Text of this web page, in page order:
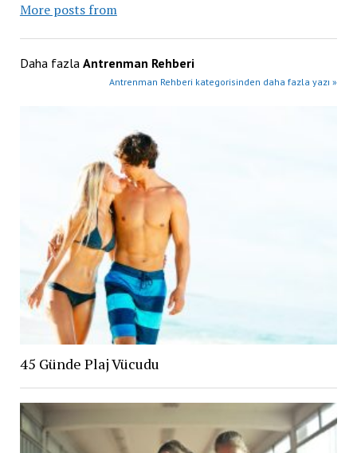
More posts from
Daha fazla Antrenman Rehberi
Antrenman Rehberi kategorisinden daha fazla yazı »
45 Günde Plaj Vücudu